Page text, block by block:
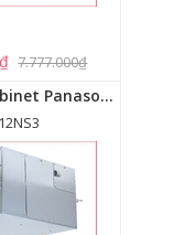
7.777.000₫
Quạt hút Cabinet Panasonic FV-12NS3